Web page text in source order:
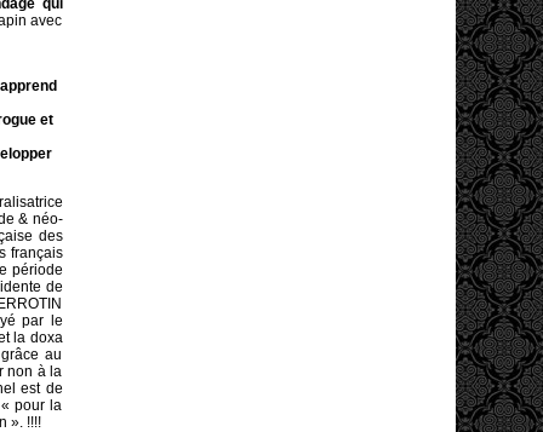
qui
avec
et
& néo-
des
français
période
de
par le
la doxa
au
non à la
est de
pour la
». !!!!